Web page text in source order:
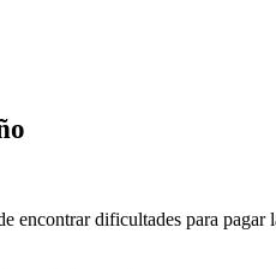
dificultades para